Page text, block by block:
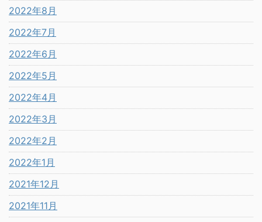
2022年8月
2022年7月
2022年6月
2022年5月
2022年4月
2022年3月
2022年2月
2022年1月
2021年12月
2021年11月